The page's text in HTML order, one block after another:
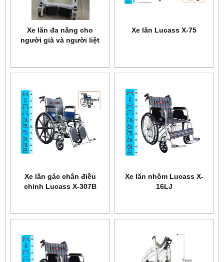
Xe lăn đa năng cho
người già và người liệt
Xe lăn Lucass X-75
Xe lăn gác chân điều
chỉnh Lucass X-307B
Xe lăn nhôm Lucass X-
16LJ